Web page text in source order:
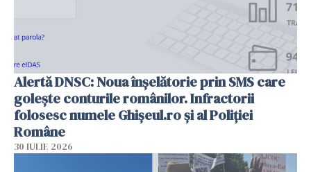
Alertă DNSC: Noua înșelătorie prin SMS care
golește conturile românilor. Infractorii
folosesc numele Ghișeul.ro și al Poliției
Române
30 IULIE 2026